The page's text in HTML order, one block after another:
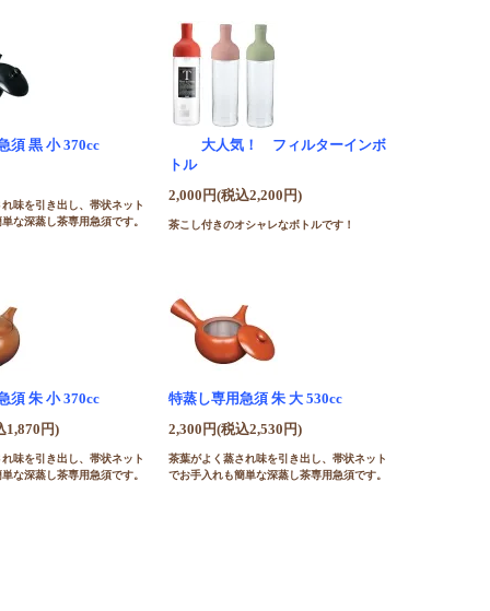
須 黒 小 370cc
味を引き出し、帯状ネット
な深蒸し茶専用急須です。
大人気！ フィルターインボ
トル
2,000円(税込2,200円)
茶こし付きのオシャレなボトルです！
須 朱 小 370cc
1,870円)
味を引き出し、帯状ネット
な深蒸し茶専用急須です。
特蒸し専用急須 朱 大 530cc
2,300円(税込2,530円)
茶葉がよく蒸され味を引き出し、帯状ネット
でお手入れも簡単な深蒸し茶専用急須です。